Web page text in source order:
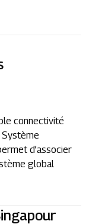
connectivité
Système
d’associer
global